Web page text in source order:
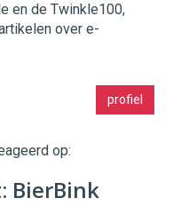
en de Twinkle100,
over e-
profiel
op:
BierBink